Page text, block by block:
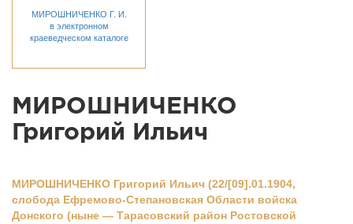
МИРОШНИЧЕНКО Г. И.
в электронном
краеведческом каталоге
МИРОШНИЧЕНКО
Григорий Ильич
МИРОШНИЧЕНКО Григорий Ильич (22/[09].01.1904,
слобода Ефремово-Степановская Области войска
Донского (ныне — Тарасовский район Ростовской